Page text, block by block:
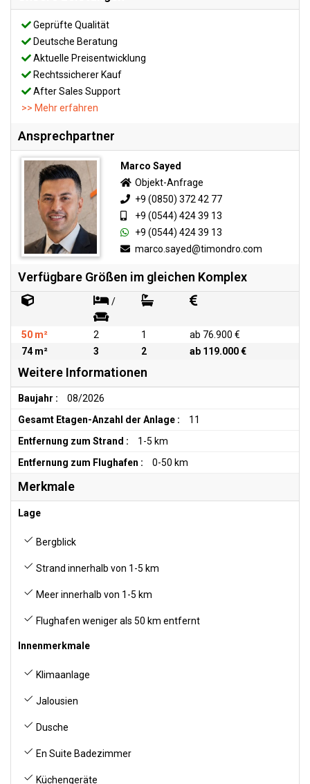
Geprüfte Qualität
Deutsche Beratung
Aktuelle Preisentwicklung
Rechtssicherer Kauf
After Sales Support
>> Mehr erfahren
Ansprechpartner
Marco Sayed
Objekt-Anfrage
+9 (0850) 372 42 77
+9 (0544) 424 39 13
+9 (0544) 424 39 13
marco.sayed@timondro.com
Verfügbare Größen im gleichen Komplex
/
50 m² 2 1
ab 76.900 €
74 m²
3 2 ab 119.000 €
Weitere Informationen
Baujahr :
08/2026
Gesamt Etagen-Anzahl der Anlage :
11
Entfernung zum Strand :
1-5 km
Entfernung zum Flughafen :
0-50 km
Merkmale
Lage
Bergblick
Strand innerhalb von 1-5 km
Meer innerhalb von 1-5 km
Flughafen weniger als 50 km entfernt
Innenmerkmale
Klimaanlage
Jalousien
Dusche
En Suite Badezimmer
Küchengeräte